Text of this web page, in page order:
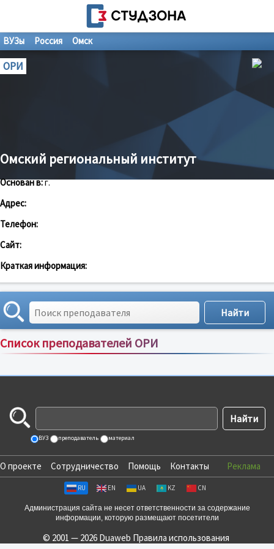
ВУЗы Россия Омск
ОРИ
Омский региональный институт
Основан в:г.
Адрес:
Телефон:
Сайт:
Краткая информация:
Список преподавателей ОРИ
Сортировка по:имени;рейтингу;отзывам
ВУЗ преподаватель материал
О проекте Сотрудничество Помощь Контакты Реклама
RU EN UA KZ CN
Администрация сайта не несет ответственности за содержание
информации, которую размещают посетители
© 2001 — 2026 Duaweb Правила использования